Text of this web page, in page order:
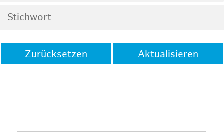
Zurücksetzen Aktualisieren